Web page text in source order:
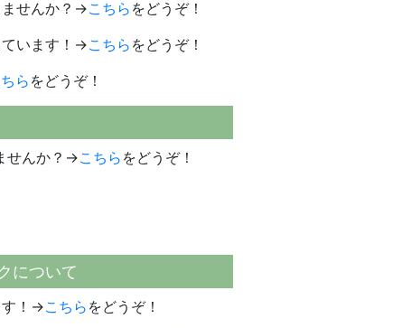
ませんか？→こちら をどうぞ！
ています！→こちら をどうぞ！
ら をどうぞ！
せんか？→こちら をどうぞ！
について
す！→こちら をどうぞ！